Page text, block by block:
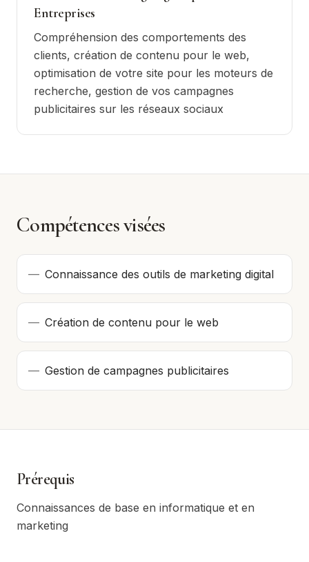
Entreprises
Compréhension des comportements des
clients, création de contenu pour le web,
optimisation de votre site pour les moteurs de
recherche, gestion de vos campagnes
publicitaires sur les réseaux sociaux
Compétences visées
— Connaissance des outils de marketing digital
— Création de contenu pour le web
— Gestion de campagnes publicitaires
Prérequis
Connaissances de base en informatique et en
marketing